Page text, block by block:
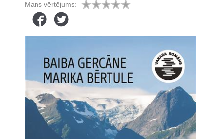
Mans vērtējums: